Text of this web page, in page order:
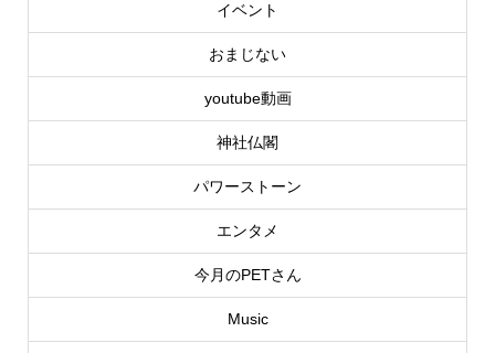
イベント
おまじない
youtube動画
神社仏閣
パワーストーン
エンタメ
今月のPETさん
Music